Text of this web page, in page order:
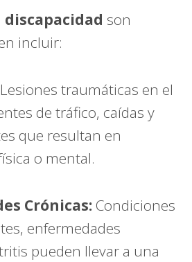
discapacidad son
incluir:
Lesiones traumáticas en el
de tráfico, caídas y
que resultan en
o mental.
Crónicas: Condiciones
enfermedades
pueden llevar a una